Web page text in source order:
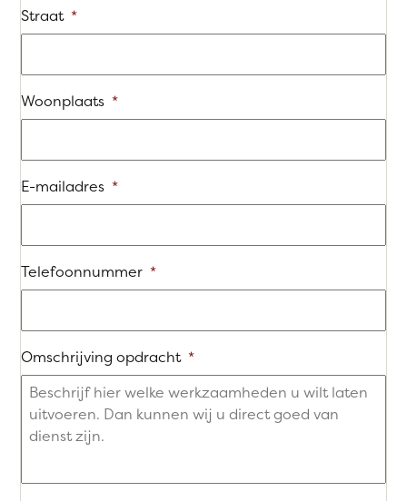
Straat *
Woonplaats *
E-mailadres *
Telefoonnummer *
Omschrijving opdracht *